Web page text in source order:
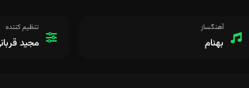
آهنگساز
بهنام
تنظیم کننده
مجید